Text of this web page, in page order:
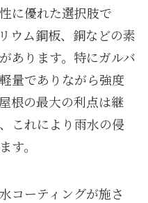
に優れた選択肢で
ウム鋼板、銅などの素
あります。特にガルバ
量でありながら強度
根の最大の利点は継
これにより雨水の侵
す。
コーティングが施さ